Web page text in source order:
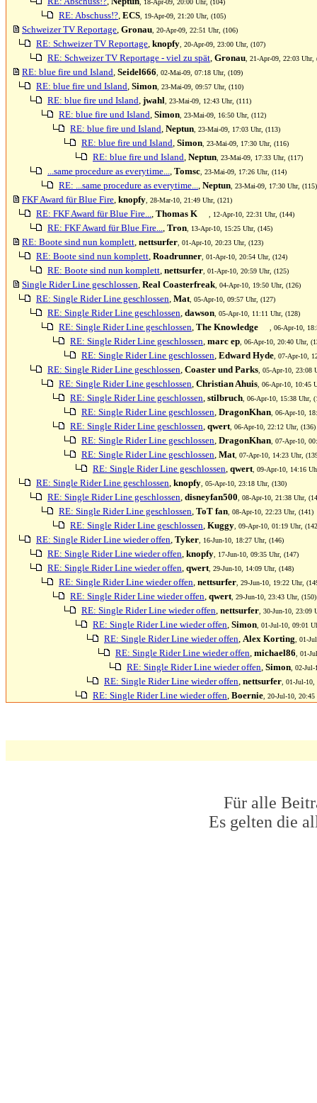
, 18-Apr-09, 20:00 Uhr, (104)
RE: Abschuss!?, ECS , 19-Apr-09, 21:20 Uhr, (105)
Schweizer TV Reportage, Gronau , 20-Apr-09, 22:51 Uhr, (106)
RE: Schweizer TV Reportage, knopfy , 20-Apr-09, 23:00 Uhr, (107)
RE: Schweizer TV Reportage - viel zu spät, Gronau , 21-Apr-09, 22:03 Uhr,
RE: blue fire und Island, Seidel666 , 02-Mai-09, 07:18 Uhr, (109)
RE: blue fire und Island, Simon , 23-Mai-09, 09:57 Uhr, (110)
RE: blue fire und Island, jwahl , 23-Mai-09, 12:43 Uhr, (111)
RE: blue fire und Island, Simon , 23-Mai-09, 16:50 Uhr, (112)
RE: blue fire und Island, Neptun , 23-Mai-09, 17:03 Uhr, (113)
RE: blue fire und Island, Simon , 23-Mai-09, 17:30 Uhr, (116)
RE: blue fire und Island, Neptun , 23-Mai-09, 17:33 Uhr, (117)
...same procedure as everytime..., Tomsc , 23-Mai-09, 17:26 Uhr, (114)
RE: ...same procedure as everytime..., Neptun , 23-Mai-09, 17:30 Uhr, (115)
FKF Award für Blue Fire, knopfy , 28-Mar-10, 21:49 Uhr, (121)
RE: FKF Award für Blue Fire..., Thomas K , 12-Apr-10, 22:31 Uhr, (144)
RE: FKF Award für Blue Fire..., Tron , 13-Apr-10, 15:25 Uhr, (145)
RE: Boote sind nun komplett, nettsurfer , 01-Apr-10, 20:23 Uhr, (123)
RE: Boote sind nun komplett, Roadrunner , 01-Apr-10, 20:54 Uhr, (124)
RE: Boote sind nun komplett, nettsurfer , 01-Apr-10, 20:59 Uhr, (125)
Single Rider Line geschlossen, Real Coasterfreak , 04-Apr-10, 19:50 Uhr, (126)
RE: Single Rider Line geschlossen, Mat , 05-Apr-10, 09:57 Uhr, (127)
RE: Single Rider Line geschlossen, dawson , 05-Apr-10, 11:11 Uhr, (128)
RE: Single Rider Line geschlossen, The Knowledge , 06-Apr-10,
RE: Single Rider Line geschlossen, marc ep , 06-Apr-10, 20:40 Uhr,
RE: Single Rider Line geschlossen, Edward Hyde , 07-Apr-10,
RE: Single Rider Line geschlossen, Coaster und Parks , 05-Apr-10, 23:08
RE: Single Rider Line geschlossen, Christian Ahuis , 06-Apr-10, 10:45
RE: Single Rider Line geschlossen, stilbruch , 06-Apr-10, 15:38 Uhr,
RE: Single Rider Line geschlossen, DragonKhan , 06-Apr-10,
RE: Single Rider Line geschlossen, qwert , 06-Apr-10, 22:12 Uhr, (136)
RE: Single Rider Line geschlossen, DragonKhan , 07-Apr-10,
RE: Single Rider Line geschlossen, Mat , 07-Apr-10, 14:23 Uhr,
RE: Single Rider Line geschlossen, qwert , 09-Apr-10, 14:16
RE: Single Rider Line geschlossen, knopfy , 05-Apr-10, 23:18 Uhr, (130)
RE: Single Rider Line geschlossen, disneyfan500 , 08-Apr-10, 21:38 Uhr,
RE: Single Rider Line geschlossen, ToT fan , 08-Apr-10, 22:23 Uhr, (141)
RE: Single Rider Line geschlossen, Kuggy , 09-Apr-10, 01:19 Uhr,
RE: Single Rider Line wieder offen, Tyker , 16-Jun-10, 18:27 Uhr, (146)
RE: Single Rider Line wieder offen, knopfy , 17-Jun-10, 09:35 Uhr, (147)
RE: Single Rider Line wieder offen, qwert , 29-Jun-10, 14:09 Uhr, (148)
RE: Single Rider Line wieder offen, nettsurfer , 29-Jun-10, 19:22 Uhr,
RE: Single Rider Line wieder offen, qwert , 29-Jun-10, 23:43 Uhr, (150)
RE: Single Rider Line wieder offen, nettsurfer , 30-Jun-10, 23:09
RE: Single Rider Line wieder offen, Simon , 01-Jul-10, 09:01
RE: Single Rider Line wieder offen, Alex Korting , 01-
RE: Single Rider Line wieder offen, michael86 , 01-
RE: Single Rider Line wieder offen, Simon , 02-
RE: Single Rider Line wieder offen, nettsurfer , 01-Jul-
RE: Single Rider Line wieder offen, Boernie , 20-Jul-10,
Für alle
Es gelten die